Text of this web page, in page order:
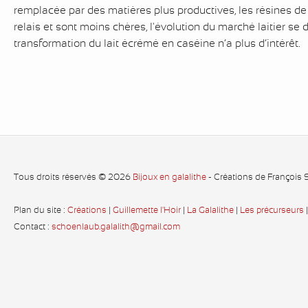
remplacée par des matières plus productives, les résines
relais et sont moins chères, l'évolution du marché laitier se
transformation du lait écrémé en caséine n’a plus d’intérêt.
Tous droits réservés © 2026 Bijoux en galalithe - Créations de François
Plan du site : Créations Guillemette l'Hoir La Galalithe Les précurseurs
Contact : schoenlaub.galalith@gmail.com